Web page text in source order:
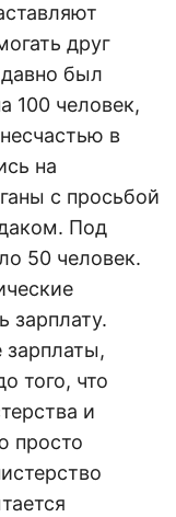
друг
давно был
100 человек,
в
на
с просьбой
Под
50 человек.
зарплату.
того, что
и
просто